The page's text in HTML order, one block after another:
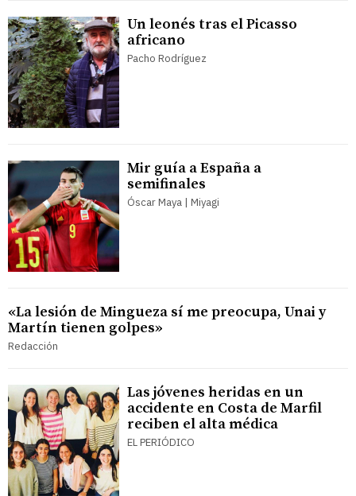
Un leonés tras el Picasso
africano
Pacho Rodríguez
Mir guía a España a
semifinales
Óscar Maya | Miyagi
«La lesión de Mingueza sí me preocupa, Unai y
Martín tienen golpes»
Redacción
Las jóvenes heridas en un
accidente en Costa de Marfil
reciben el alta médica
EL PERIÓDICO